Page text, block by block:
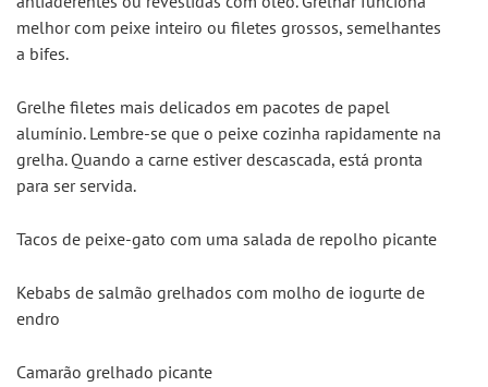
melhor com peixe inteiro ou filetes grossos, semelhantes
a bifes.
Grelhe filetes mais delicados em pacotes de papel
alumínio. Lembre-se que o peixe cozinha rapidamente na
grelha. Quando a carne estiver descascada, está pronta
para ser servida.
Tacos de peixe-gato com uma salada de repolho picante
Kebabs de salmão grelhados com molho de iogurte de
endro
Camarão grelhado picante